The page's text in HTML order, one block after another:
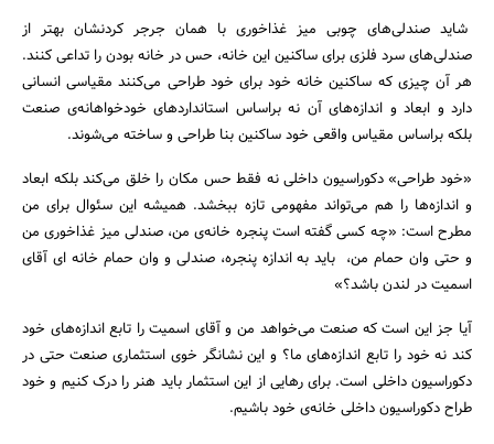
شاید صندلی‌های چوبی میز غذاخوری با همان جرجر کردنشان بهتر از
صندلی‌های سرد فلزی برای ساکنین این خانه، حس در خانه بودن را تداعی کنند.
هر آن چیزی که ساکنین خانه خود برای خود طراحی می‌کنند مقیاسی انسانی
دارد و ابعاد و اندازه‌های آن نه براساس استاندارد‌های خودخواهانه‌ی صنعت
بلکه براساس مقیاس واقعی خود ساکنین بنا طراحی و ساخته می‌شوند.
«خود طراحی» دکوراسیون داخلی نه فقط حس مکان را خلق می‌کند بلکه ابعاد
و اندازه‌ها را هم می‌تواند مفهومی تازه ببخشد. همیشه این سئوال برای من
مطرح است: «چه کسی گفته است پنجره خانه‌ی من، صندلی میز غذاخوری من
و حتی وان حمام من، باید به اندازه پنجره، صندلی و وان حمام خانه ای آقای
اسمیت در لندن باشد؟»
آیا جز این است که صنعت می‌خواهد من و آقای اسمیت را تابع اندازه‌های خود
کند نه خود را تابع اندازه‌های ما؟ و این نشانگر خوی استثماری صنعت حتی در
دکوراسیون داخلی است. برای رهایی از این استثمار باید هنر را درک کنیم و خود
طراح دکوراسیون داخلی خانه‌ی خود باشیم.